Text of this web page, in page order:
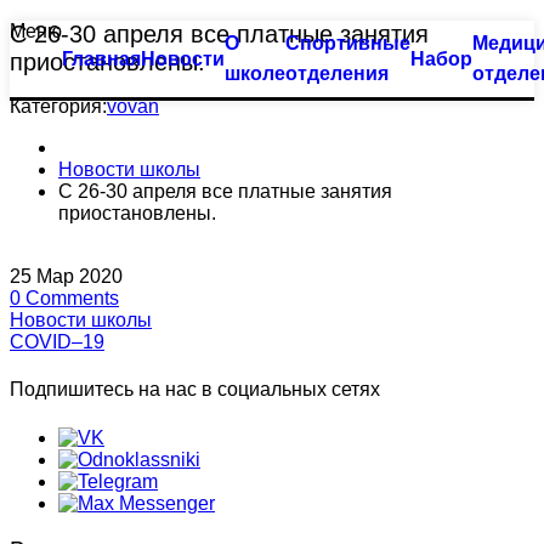
Меню
ГлавнаяНовости
О
школе
Спортивные
отделения
Тхэквондо
Биатлон
Плавание
Пулевая стрельба
Пулевая стрельба (спорт глухих)
Синхронное плавание
Современное пятиборье
Спортивная гимнастика
Фехтование
Набор
Большой бассейн
Оздоровительное плавание
Семейное плавание
Группа «Барракуда»
Аквааэробика
Индивидуальные занятия
Малый бассейн
Группа «Веселый лягушонок»
Группа «Мать и дитя»
С 26-30 апреля все платные занятия
приостановлены.
Категория:vovan
Новости школы
С 26-30 апреля все платные занятия
приостановлены.
25 Мар 2020
0 Comments
Новости школы
COVID–19
Подпишитесь на нас в социальных сетях